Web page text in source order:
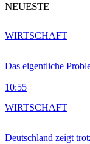
NEUESTE
Das eigentliche
10:55
WIRTSCHAFT
Deutschland zeigt
WIRTSCHAFT